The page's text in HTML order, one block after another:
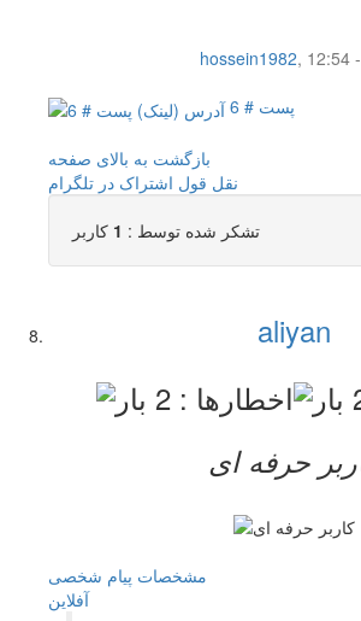
hossein1982,
پست # 6
بازگشت به بالای صفحه
نقل قول اشتراک در تلگرام
تشکر شده توسط : 1 کاربر
aliyan
حرفه ای
مشخصات پیام شخصی
آفلاين